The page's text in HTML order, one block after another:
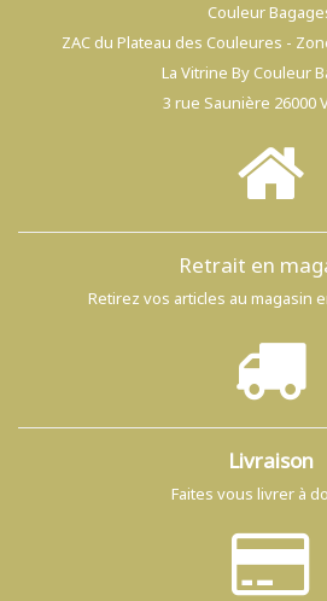
Couleur
ZAC du Plateau des Couleures -
La Vitrine By Couleur
3 rue Saunière 26000
Retrait en
Retirez vos articles au magasin
Livraison
Faites vous livrer à